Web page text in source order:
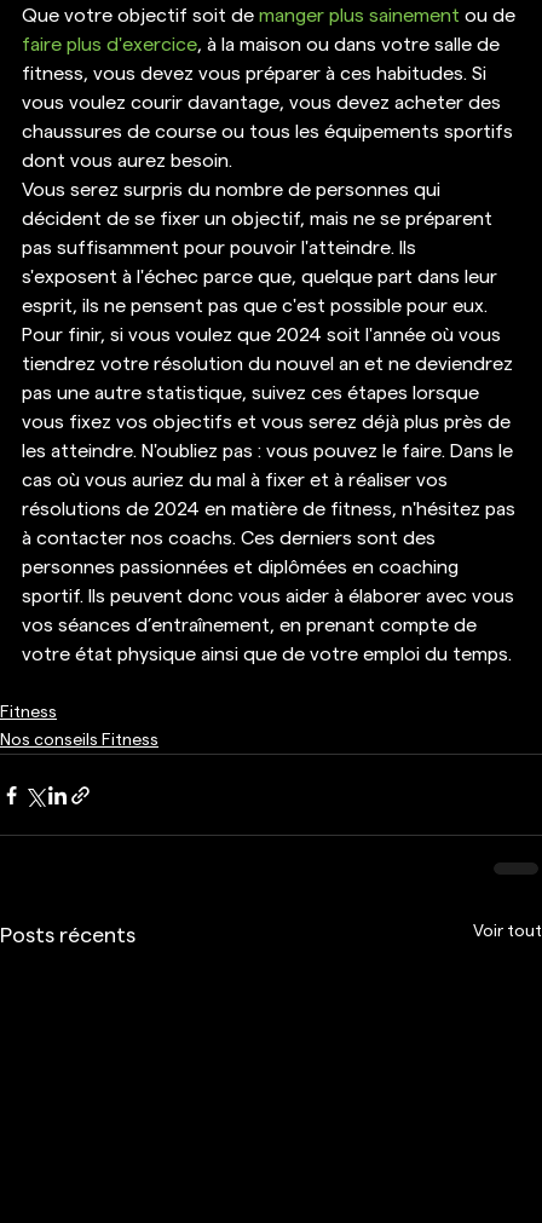
Que votre objectif soit de manger plus sainement ou de
faire plus d'exercice, à la maison ou dans votre salle de
fitness, vous devez vous préparer à ces habitudes. Si
vous voulez courir davantage, vous devez acheter des
chaussures de course ou tous les équipements sportifs
dont vous aurez besoin.
Vous serez surpris du nombre de personnes qui
décident de se fixer un objectif, mais ne se préparent
pas suffisamment pour pouvoir l'atteindre. Ils
s'exposent à l'échec parce que, quelque part dans leur
esprit, ils ne pensent pas que c'est possible pour eux.
Pour finir, si vous voulez que 2024 soit l'année où vous
tiendrez votre résolution du nouvel an et ne deviendrez
pas une autre statistique, suivez ces étapes lorsque
vous fixez vos objectifs et vous serez déjà plus près de
les atteindre. N'oubliez pas : vous pouvez le faire. Dans le
cas où vous auriez du mal à fixer et à réaliser vos
résolutions de 2024 en matière de fitness, n'hésitez pas
à contacter nos coachs. Ces derniers sont des
personnes passionnées et diplômées en coaching
sportif. Ils peuvent donc vous aider à élaborer avec vous
vos séances d’entraînement, en prenant compte de
votre état physique ainsi que de votre emploi du temps.
Fitness
Nos conseils Fitness
Posts récents Voir tout